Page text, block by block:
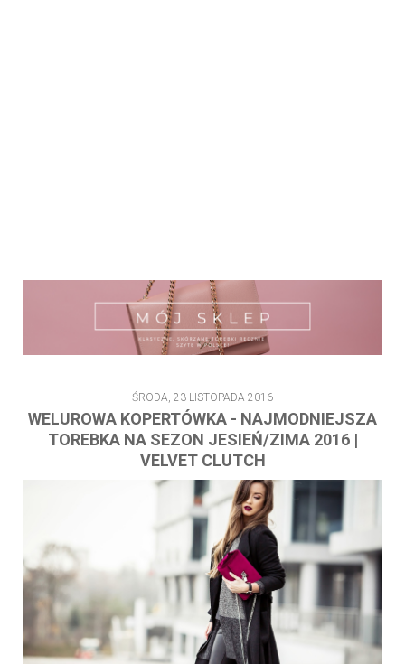
ŚRODA, 23 LISTOPADA 2016
WELUROWA KOPERTÓWKA - NAJMODNIEJSZA
TOREBKA NA SEZON JESIEŃ/ZIMA 2016 |
VELVET CLUTCH